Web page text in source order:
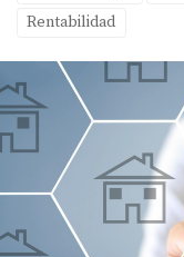
Rentabilidad